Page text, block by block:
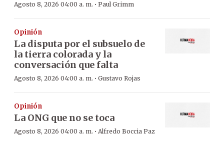
Agosto 8, 2026 04:00 a. m. · Paul Grimm
Opinión
La disputa por el subsuelo de
la tierra colorada y la
conversación que falta
Agosto 8, 2026 04:00 a. m. · Gustavo Rojas
Opinión
La ONG que no se toca
Agosto 8, 2026 04:00 a. m. · Alfredo Boccia Paz